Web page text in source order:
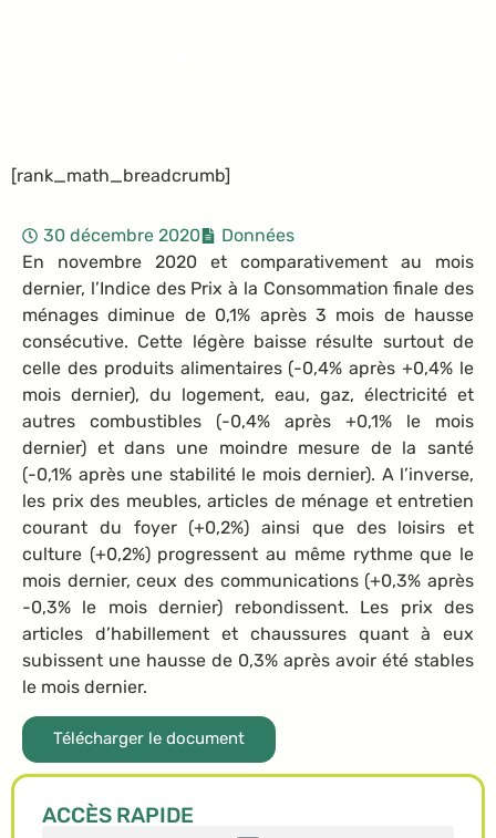
[rank_math_breadcrumb]
30 décembre 2020
Données
En novembre 2020 et comparativement au mois
dernier, l’Indice des Prix à la Consommation finale des
ménages diminue de 0,1% après 3 mois de hausse
consécutive. Cette légère baisse résulte surtout de
celle des produits alimentaires (-0,4% après +0,4% le
mois dernier), du logement, eau, gaz, électricité et
autres combustibles (-0,4% après +0,1% le mois
dernier) et dans une moindre mesure de la santé
(-0,1% après une stabilité le mois dernier). A l’inverse,
les prix des meubles, articles de ménage et entretien
courant du foyer (+0,2%) ainsi que des loisirs et
culture (+0,2%) progressent au même rythme que le
mois dernier, ceux des communications (+0,3% après
-0,3% le mois dernier) rebondissent. Les prix des
articles d’habillement et chaussures quant à eux
subissent une hausse de 0,3% après avoir été stables
le mois dernier.
Télécharger le document
ACCÈS RAPIDE